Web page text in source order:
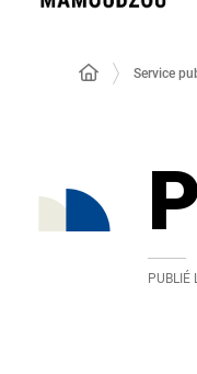
Service
PUBLIÉ